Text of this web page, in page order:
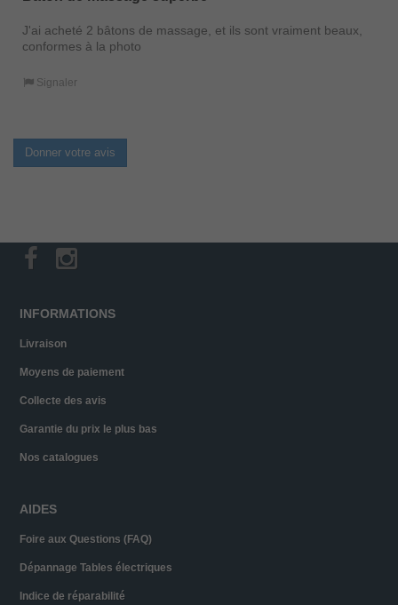
J'ai acheté 2 bâtons de massage, et ils sont vraiment beaux,
conformes à la photo
Signaler
Donner votre avis
INFORMATIONS
Livraison
Moyens de paiement
Collecte des avis
Garantie du prix le plus bas
Nos catalogues
AIDES
Foire aux Questions (FAQ)
Dépannage Tables électriques
Indice de réparabilité